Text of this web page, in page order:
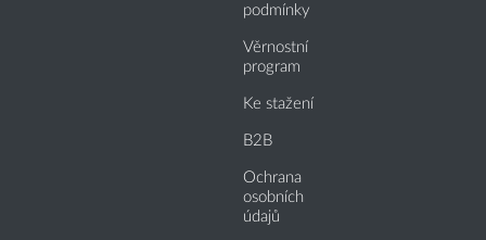
podmínky
Věrnostní
program
Ke stažení
B2B
Ochrana
osobních
údajů